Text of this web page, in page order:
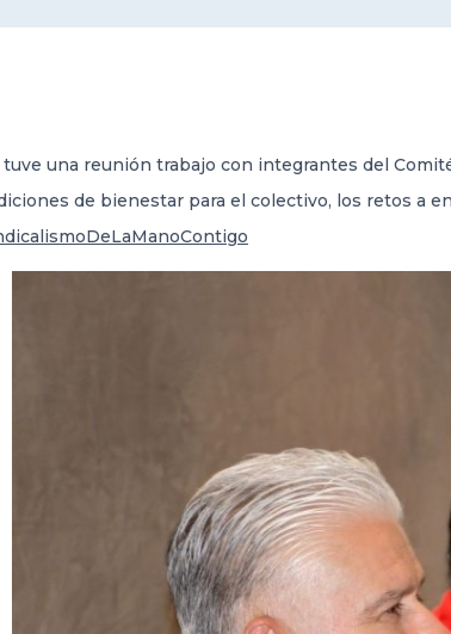
tuve una reunión trabajo con integrantes del
de bienestar para el colectivo, los retos a